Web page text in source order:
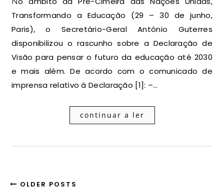
Transformando a Educação (29 – 30 de junho,
Paris), o Secretário-Geral António Guterres
disponibilizou o rascunho sobre a Declaração de
Visão para pensar o futuro da educação até 2030
e mais além. De acordo com o comunicado de
imprensa relativo à Declaração [1]: –…
continuar a ler
OLDER POSTS